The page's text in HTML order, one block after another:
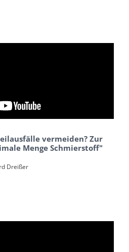
vermeiden? Zur
Menge Schmierstoff"
Dreißer